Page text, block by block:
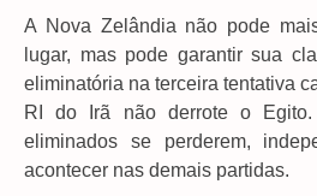
A Nova Zelândia não pode
lugar, mas pode garantir sua
eliminatória na terceira tentativa
RI do Irã não derrote o
eliminados se perderem,
acontecer nas demais partidas.